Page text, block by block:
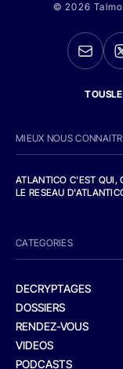
© 2026
MIEUX NOUS
ATLANTICO C'EST QUI,
LE RESEAU
CATEGORIES
DECRYPTAGES
DOSSIERS
RENDEZ-VOUS
VIDEOS
PODCASTS